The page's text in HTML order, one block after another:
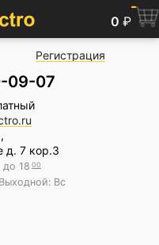
0 ₽
Регистрация
09-07
д. 7 кор.3
до 18 00
Вс